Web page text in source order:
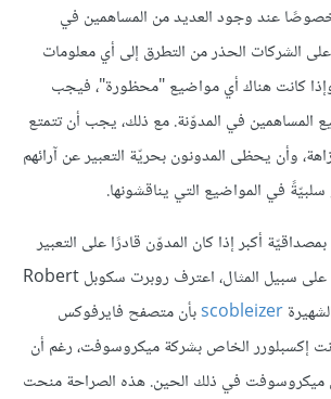
عند وجود العديد من المساهمين في
الشركات الحذر من التطرق إلى أي معلومات
كانت هناك أي مواضيع "محظورة"، فيجب
المساهمين في المدوّنة. مع ذلك، يجب أن تتمتع
وأن يحظى المدونون بحريّة التعبير عن آرائهم
في المواضيع التي يناقشونها.
بمصداقيّة أكبر إذا كان المدوّن قادرًا على التعبير
عن آرائه السلبيّة أيضًا. على سبيل المثال، اعترف روبرت سكوبل Robert
scobleizerبأن متصفح فايرفوكس
إكسبلورر الخاص بشركة ميكروسوفت، رغم أن
في ذلك الحين. هذه الصراحة منحت